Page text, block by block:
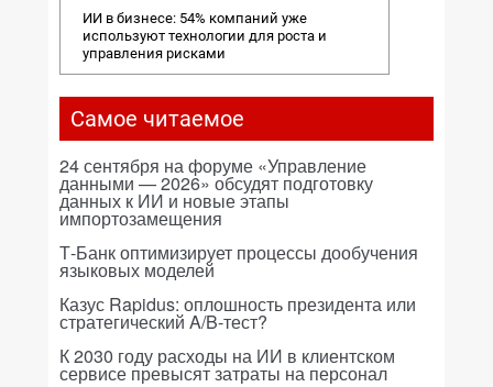
ИИ в бизнесе: 54% компаний уже
используют технологии для роста и
управления рисками
Самое читаемое
24 сентября на форуме «Управление
данными — 2026» обсудят подготовку
данных к ИИ и новые этапы
импортозамещения
Т-Банк оптимизирует процессы дообучения
языковых моделей
Казус Rapidus: оплошность президента или
стратегический A/B-тест?
К 2030 году расходы на ИИ в клиентском
сервисе превысят затраты на персонал